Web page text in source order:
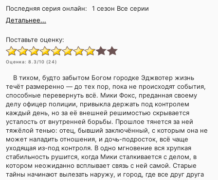
Последняя серия онлайн:
1 сезон Все серии
Детальнее...
Поставьте оценку:
Оценка: 8.3/10 (24)
В тихом, будто забытом Богом городке Эджвотер жизнь
течёт размеренно — до тех пор, пока не происходят события,
способные перевернуть всё. Мики Фокс, преданная своему
делу офицер полиции, привыкла держать под контролем
каждый день, но за её внешней решимостью скрывается
усталость от внутренней борьбы. Прошлое тянется за ней
тяжёлой тенью: отец, бывший заключённый, с которым она не
может наладить отношения, и дочь-подросток, всё чаще
уходящая из-под контроля. В одно мгновение вся хрупкая
стабильность рушится, когда Мики сталкивается с делом, в
котором неожиданно всплывает связь с ней самой. Старые
тайны начинают вылезать наружу, и город, где все друг друга